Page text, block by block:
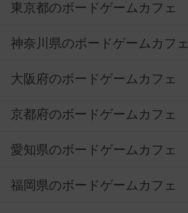
東京都のボードゲームカフェ
神奈川県のボードゲームカフェ
大阪府のボードゲームカフェ
京都府のボードゲームカフェ
愛知県のボードゲームカフェ
福岡県のボードゲームカフェ